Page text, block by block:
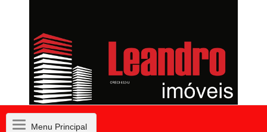
MenuMenu Principal